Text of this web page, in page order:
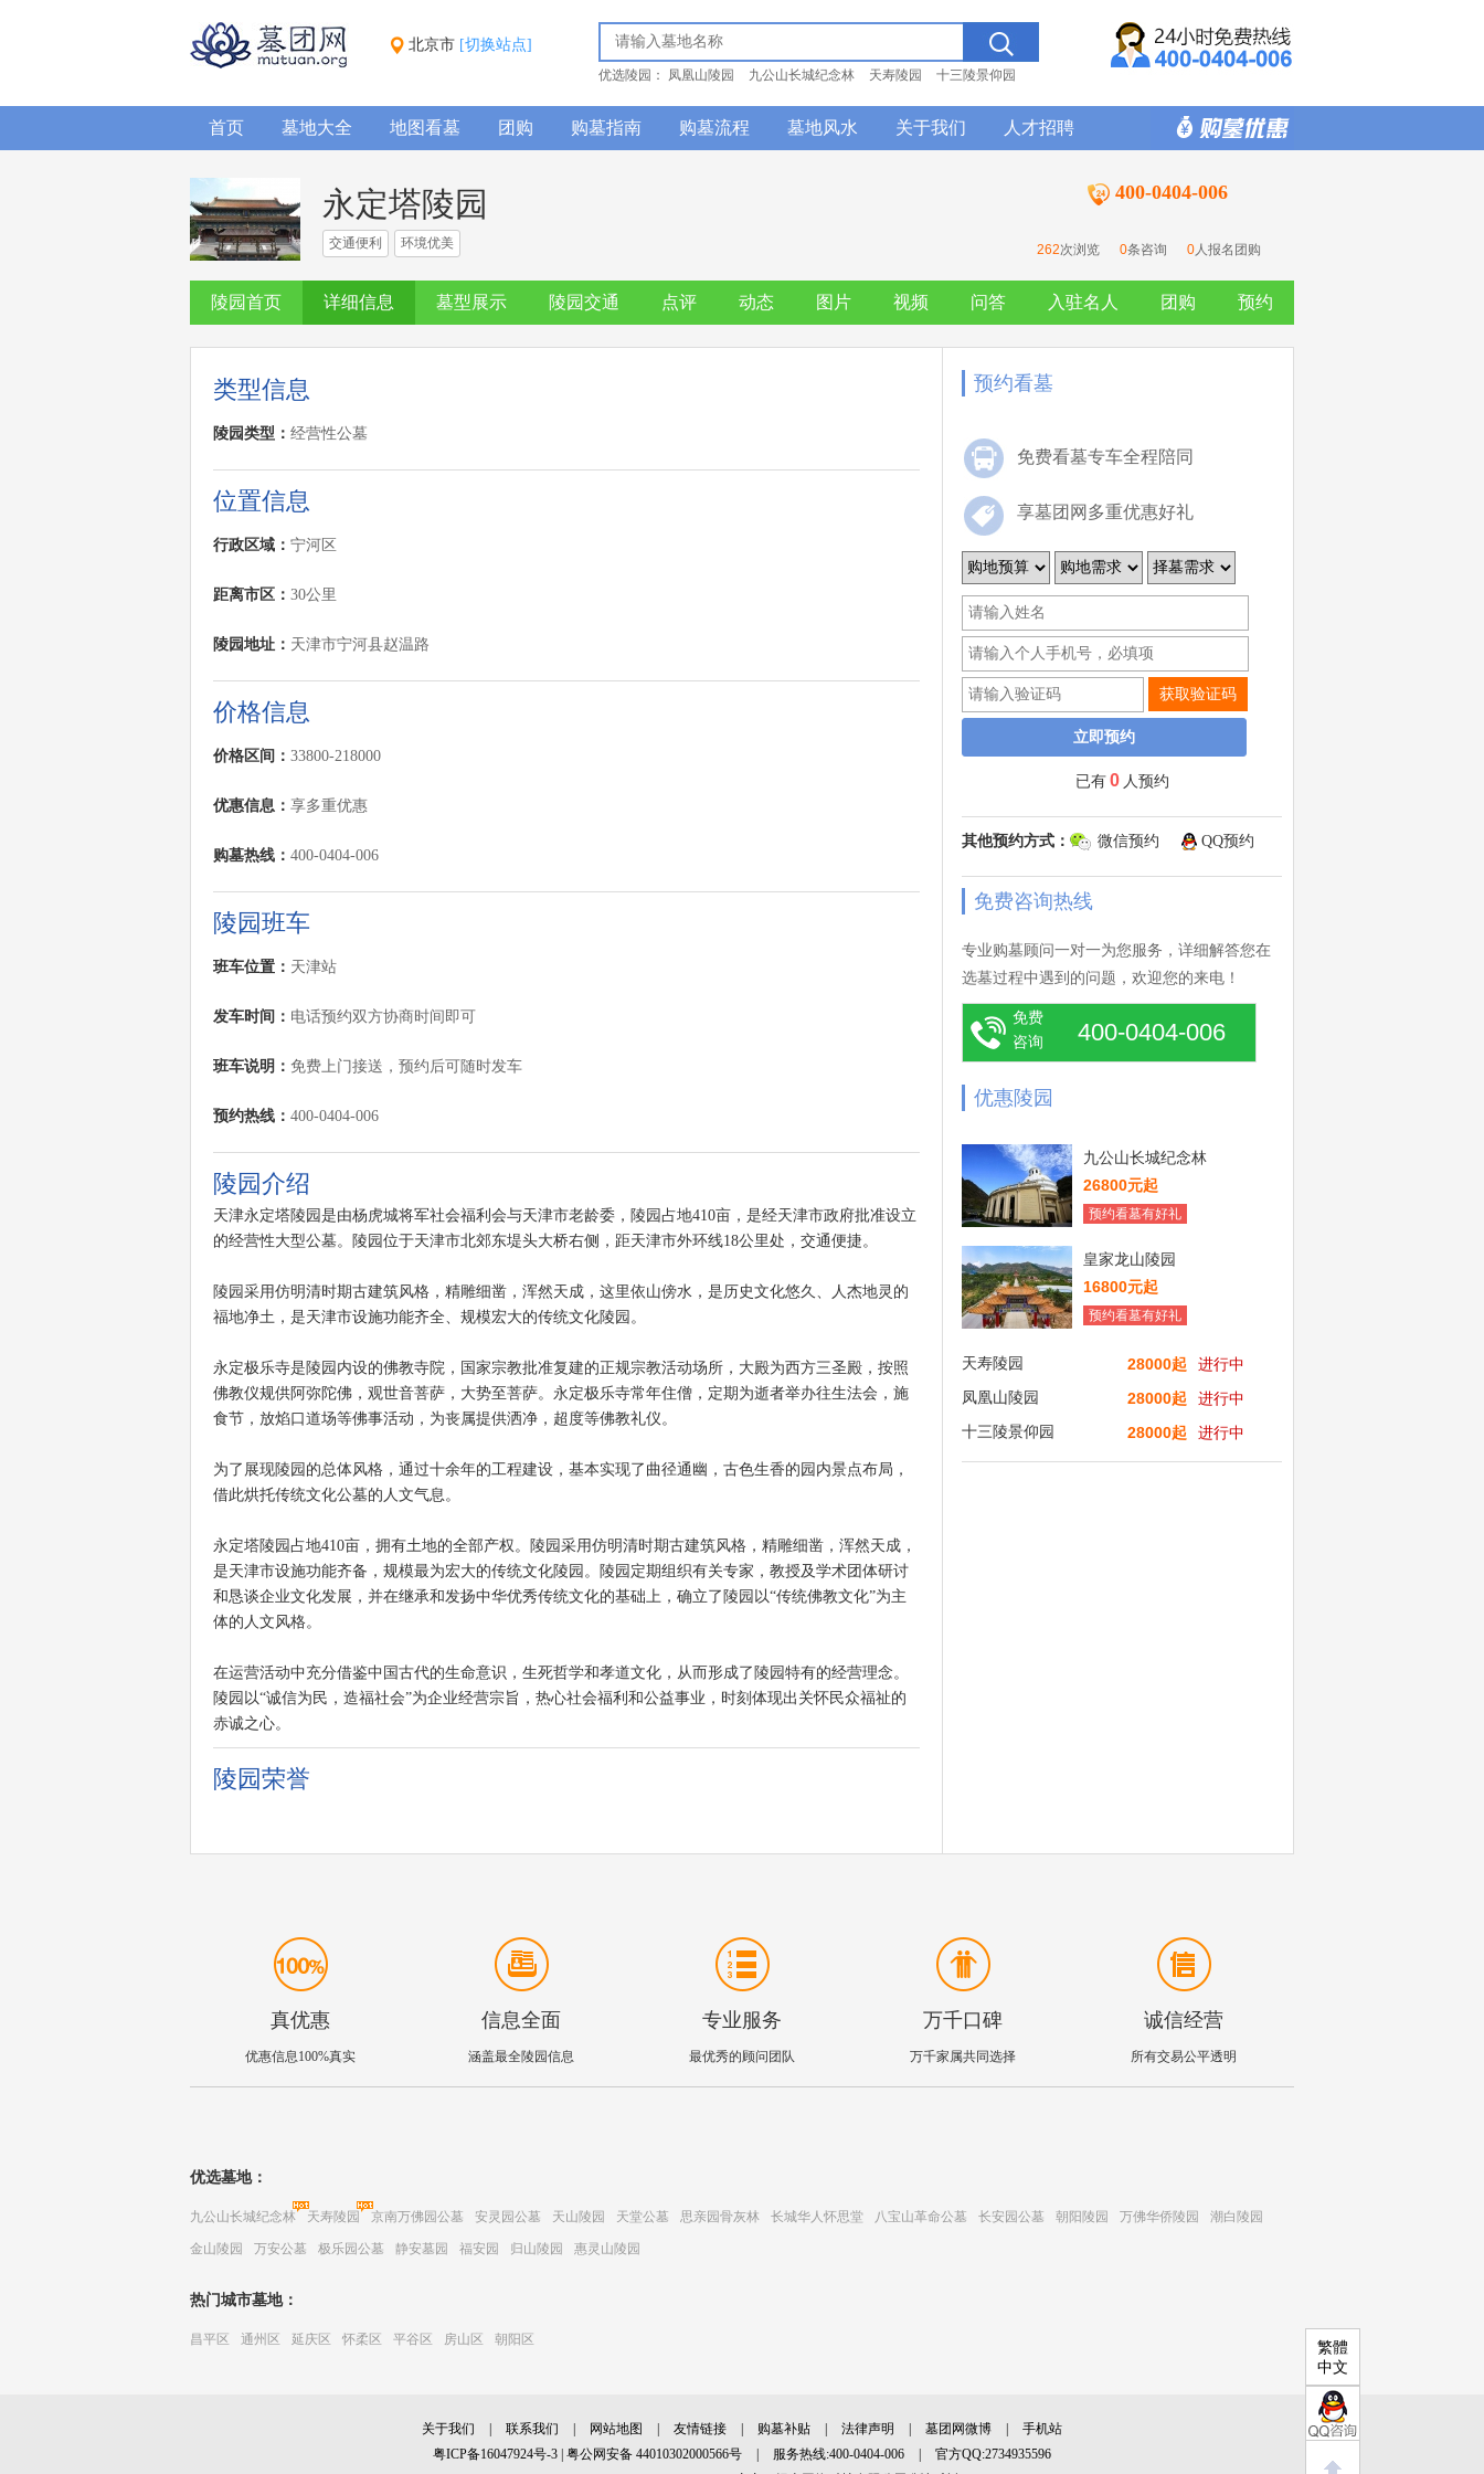
北京市 [切换站点]
优选陵园： 凤凰山陵园 九公山长城纪念林 天寿陵园 十三陵景仰园
首页 墓地大全 地图看墓 团购 购墓指南 购墓流程 墓地风水 关于我们 人才招聘
永定塔陵园
交通便利 环境优美
400-0404-006
262次浏览 0条咨询 0人报名团购
陵园首页 详细信息 墓型展示 陵园交通 点评 动态 图片 视频 问答 入驻名人 团购 预约
类型信息
陵园类型： 经营性公墓
位置信息
行政区域： 宁河区
距离市区： 30公里
陵园地址： 天津市宁河县赵温路
价格信息
价格区间： 33800-218000
优惠信息： 享多重优惠
购墓热线： 400-0404-006
陵园班车
班车位置： 天津站
发车时间： 电话预约双方协商时间即可
班车说明： 免费上门接送，预约后可随时发车
预约热线： 400-0404-006
陵园介绍
天津永定塔陵园是由杨虎城将军社会福利会与天津市老龄委，陵园占地410亩，是经天津市政府批准设立
的经营性大型公墓。陵园位于天津市北郊东堤头大桥右侧，距天津市外环线18公里处，交通便捷。
陵园采用仿明清时期古建筑风格，精雕细凿，浑然天成，这里依山傍水，是历史文化悠久、人杰地灵的
福地净土，是天津市设施功能齐全、规模宏大的传统文化陵园。
永定极乐寺是陵园内设的佛教寺院，国家宗教批准复建的正规宗教活动场所，大殿为西方三圣殿，按照
佛教仪规供阿弥陀佛，观世音菩萨，大势至菩萨。永定极乐寺常年住僧，定期为逝者举办往生法会，施
食节，放焰口道场等佛事活动，为丧属提供洒净，超度等佛教礼仪。
为了展现陵园的总体风格，通过十余年的工程建设，基本实现了曲径通幽，古色生香的园内景点布局，
借此烘托传统文化公墓的人文气息。
永定塔陵园占地410亩，拥有土地的全部产权。陵园采用仿明清时期古建筑风格，精雕细凿，浑然天成，
是天津市设施功能齐备，规模最为宏大的传统文化陵园。陵园定期组织有关专家，教授及学术团体研讨
和恳谈企业文化发展，并在继承和发扬中华优秀传统文化的基础上，确立了陵园以“传统佛教文化”为主
体的人文风格。
在运营活动中充分借鉴中国古代的生命意识，生死哲学和孝道文化，从而形成了陵园特有的经营理念。
陵园以“诚信为民，造福社会”为企业经营宗旨，热心社会福利和公益事业，时刻体现出关怀民众福祉的
赤诚之心。
陵园荣誉
预约看墓
免费看墓专车全程陪同
享墓团网多重优惠好礼
获取验证码
已有 0 人预约
其他预约方式： 微信预约 QQ预约
免费咨询热线
专业购墓顾问一对一为您服务，详细解答您在
选墓过程中遇到的问题，欢迎您的来电！
免费
咨询
400-0404-006
优惠陵园
九公山长城纪念林
26800元起
预约看墓有好礼
皇家龙山陵园
16800元起
预约看墓有好礼
天寿陵园 28000起
进行中
凤凰山陵园
28000起
进行中
十三陵景仰园
28000起 进行中
真优惠
优惠信息100%真实
信息全面
涵盖最全陵园信息
专业服务
最优秀的顾问团队
万千口碑
万千家属共同选择
诚信经营
所有交易公平透明
优选墓地：
九公山长城纪念林 天寿陵园 京南万佛园公墓 安灵园公墓 天山陵园 天堂公墓 思亲园骨灰林 长城华人怀思堂 八宝山革命公墓 长安园公墓 朝阳陵园 万佛华侨陵园 潮白陵园
金山陵园 万安公墓 极乐园公墓 静安墓园 福安园 归山陵园 惠灵山陵园
热门城市墓地：
昌平区 通州区 延庆区 怀柔区 平谷区 房山区 朝阳区
关于我们 联系我们 网站地图 友情链接 购墓补贴 法律声明 墓团网微博
手机站
粤ICP备16047924号-3 粤公网安备 44010302000566号 服务热线:400-0404-006
官方QQ:2734935596
繁體
中文